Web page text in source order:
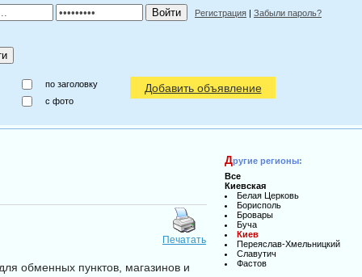
Регистрация | Забыли пароль?
по заголовку
c фото
Добавить объявление
Печатать
обменных пунктов, магазинов и
Другие регионы:
Все
Киевская
Белая Церковь
Борисполь
Бровары
Буча
Киев
Переяслав-Хмельницкий
Славутич
Фастов